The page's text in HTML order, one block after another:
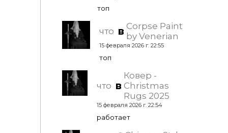
топ
что в Corpse Paint
by Venerian
15 февраля 2026 г. 22:55
топ
что в
Ковер -
Christmas
Rugs 2025
15 февраля 2026 г. 22:54
работает